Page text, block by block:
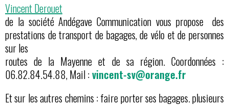
Vincent Derouet
de la société Andégave Communication vous propose des
prestations de transport de bagages, de vélo et de personnes
sur les
routes de la Mayenne et de sa région. Coordonnées :
06.82.84.54.88, Mail :vincent-sv@orange.fr
Et sur les autres chemins : faire porter ses bagages. plusieurs